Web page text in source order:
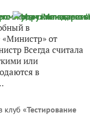
в
от
Всегда считала
или
в
клуб «Тестирование